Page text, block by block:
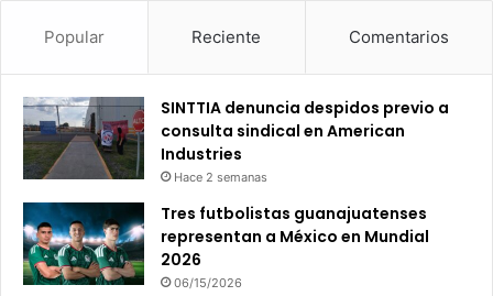
Popular Reciente Comentarios
SINTTIA denuncia despidos previo a
consulta sindical en American
Industries
Hace 2 semanas
Tres futbolistas guanajuatenses
representan a México en Mundial
2026
06/15/2026